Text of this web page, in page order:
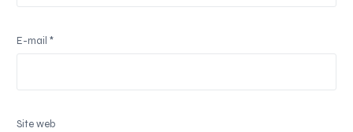
E-mail*
Site web